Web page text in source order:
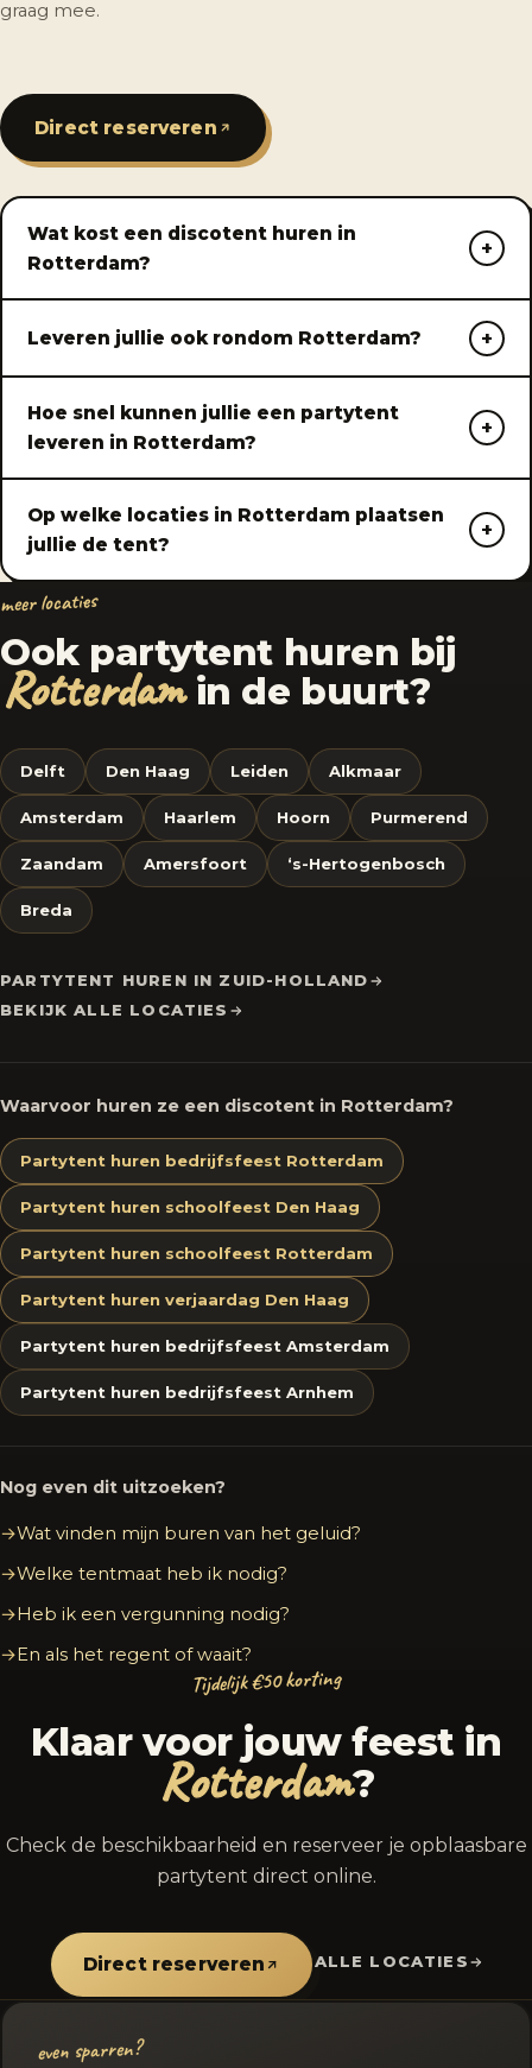
graag mee.
Direct reserveren
Wat kost een discotent huren in
Rotterdam?
Leveren jullie ook rondom Rotterdam?
Hoe snel kunnen jullie een partytent
leveren in Rotterdam?
Op welke locaties in Rotterdam plaatsen
jullie de tent?
meer locaties
Ook partytent huren bij
Rotterdamin de buurt?
Delft Den Haag Leiden Alkmaar
Amsterdam Haarlem Hoorn Purmerend
Zaandam Amersfoort ‘s-Hertogenbosch
Breda
PARTYTENT HUREN IN ZUID-HOLLAND
BEKIJK ALLE LOCATIES
Waarvoor huren ze een discotent in Rotterdam?
Partytent huren bedrijfsfeest Rotterdam
Partytent huren schoolfeest Den Haag
Partytent huren schoolfeest Rotterdam
Partytent huren verjaardag Den Haag
Partytent huren bedrijfsfeest Amsterdam
Partytent huren bedrijfsfeest Arnhem
Nog even dit uitzoeken?
Wat vinden mijn buren van het geluid?
Welke tentmaat heb ik nodig?
Heb ik een vergunning nodig?
En als het regent of waait?
Tijdelijk €50 korting
Klaar voor jouw feest in
Rotterdam?
Check de beschikbaarheid en reserveer je opblaasbare
partytent direct online.
Direct reserveren ALLE LOCATIES
even sparren?